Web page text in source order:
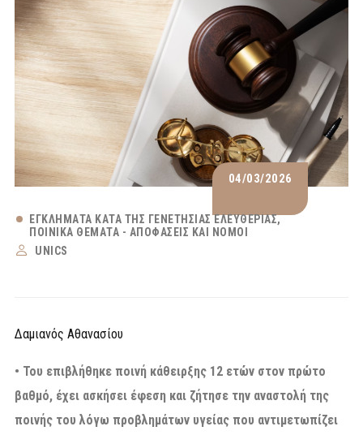
04/03/2026
ΕΓΚΛΉΜΑΤΑ ΚΑΤΆ ΤΗΣ ΓΕΝΕΤΉΣΙΑΣ ΕΛΕΥΘΕΡΊΑΣ
ΠΟΙΝΙΚΆ ΘΈΜΑΤΑ - ΑΠΟΦΆΣΕΙΣ ΚΑΙ ΝΌΜΟΙ
UNICS
Δαμιανός Αθανασίου
• Του επιβλήθηκε ποινή κάθειρξης 12 ετών στον πρώτο
βαθμό, έχει ασκήσει έφεση και ζήτησε την αναστολή της
ποινής του λόγω προβλημάτων υγείας που αντιμετωπίζει